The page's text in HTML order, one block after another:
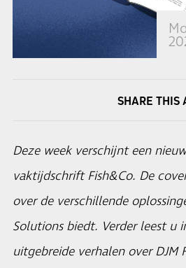
SHARE THIS
Deze week verschijnt een
vaktijdschrift Fish&Co. De
over de verschillende
Solutions biedt. Verder leest u
uitgebreide verhalen over DJM